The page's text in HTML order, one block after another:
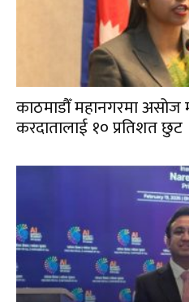
काठमाडौँ महानगरमा असोज
करदातालाई १० प्रतिशत छुट